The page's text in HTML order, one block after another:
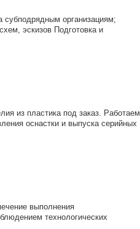
организациям;
эскизов Подготовка и
из пластика под заказ. Работаем
оснастки и выпуска серийных
выполнения
технологических